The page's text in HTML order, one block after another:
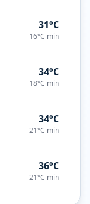
31°C
16°C min
34°C
18°C min
34°C
21°C min
36°C
21°C min